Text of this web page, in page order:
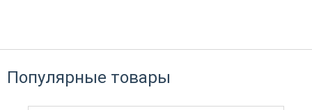
Популярные товары